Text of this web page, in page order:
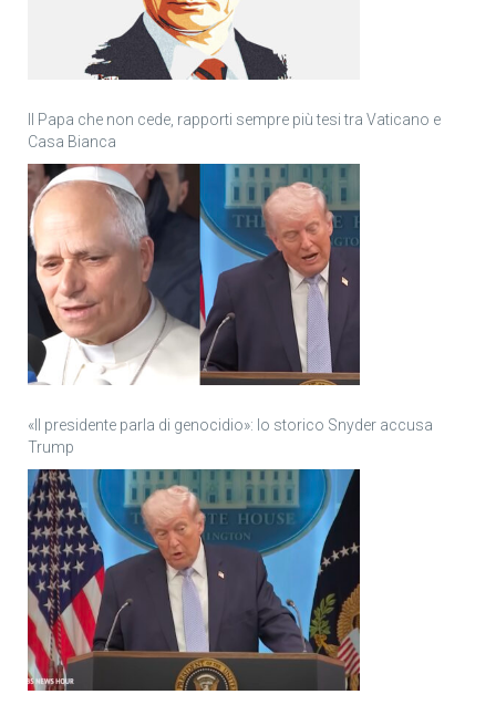
Il Papa che non cede, rapporti sempre più tesi tra Vaticano e
Casa Bianca
«Il presidente parla di genocidio»: lo storico Snyder accusa
Trump